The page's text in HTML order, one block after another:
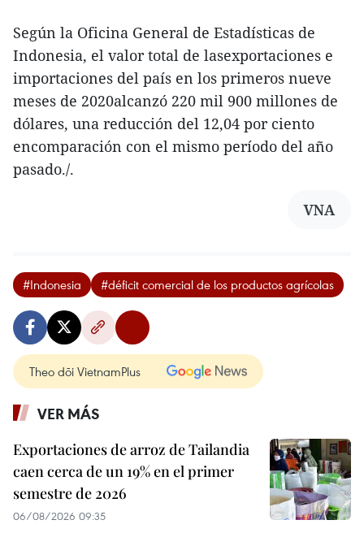
Según la Oficina General de Estadísticas de
Indonesia, el valor total de lasexportaciones e
importaciones del país en los primeros nueve
meses de 2020alcanzó 220 mil 900 millones de
dólares, una reducción del 12,04 por ciento
encomparación con el mismo período del año
pasado./.
VNA
#Indonesia #déficit comercial de los productos agrícolas
Theo dõi VietnamPlus
VER MÁS
Exportaciones de arroz de Tailandia
caen cerca de un 19% en el primer
semestre de 2026
06/08/2026 09:35